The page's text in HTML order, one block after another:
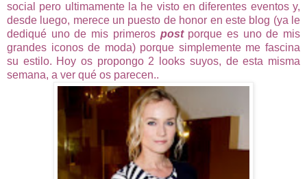
social pero ultimamente la he visto en diferentes eventos y,
desde luego, merece un puesto de honor en este blog (ya le
dediqué uno de mis primeros postporque es uno de mis
grandes iconos de moda) porque simplemente me fascina
su estilo. Hoy os propongo 2 looks suyos, de esta misma
semana, a ver qué os parecen..